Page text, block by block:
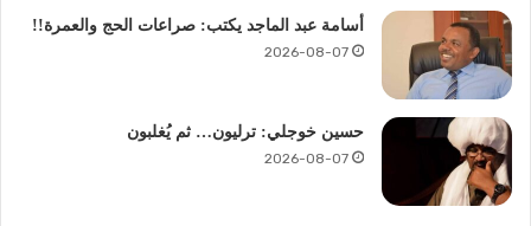
أسامة عبد الماجد يكتب: صراعات الحج والعمرة!!
2026-08-07
حسين خوجلي: ترليون… ثم يُغلبون
2026-08-07